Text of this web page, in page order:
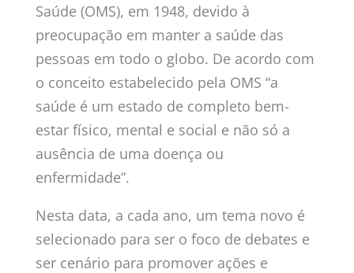
Saúde (OMS), em 1948, devido à
preocupação em manter a saúde das
pessoas em todo o globo. De acordo com
o conceito estabelecido pela OMS “a
saúde é um estado de completo bem-
estar físico, mental e social e não só a
ausência de uma doença ou
enfermidade”.
Nesta data, a cada ano, um tema novo é
selecionado para ser o foco de debates e
ser cenário para promover ações e